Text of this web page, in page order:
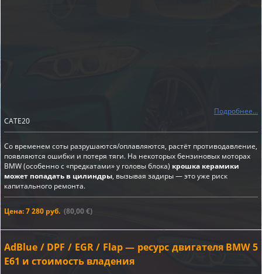
Подробнее...
CATE20
Со временем соты разрушаются/оплавляются, растёт противодавление,
появляются ошибки и потеря тяги. На некоторых бензиновых моторах
BMW (особенно с «предкатами» у головы блока) крошка керамики
может попадать в цилиндры, вызывая задиры — это уже риск
капитального ремонта.
Цена: 7 280 руб. (80,00 €)
AdBlue / DPF / EGR / Flap — ресурс двигателя BMW 5
E61 и стоимость владения